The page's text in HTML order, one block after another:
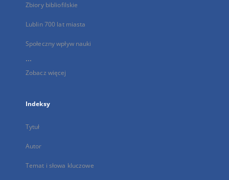
Zbiory bibliofilskie
Lublin 700 lat miasta
Społeczny wpływ nauki
...
Zobacz więcej
Indeksy
Tytuł
Autor
Temat i słowa kluczowe